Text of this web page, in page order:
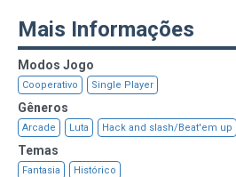
combinações de personagens
para um jogador quanto para a
cooperativa online para até
sozinho ou com até três amigos
cooperativo online e derrote os
Imperador Yan para impedir
destrua o mundo!
Mais Informações
Modos Jogo
Cooperativo Single Player
Gêneros
Arcade Luta Hack and slash/Beat'em up
Temas
Fantasia Histórico